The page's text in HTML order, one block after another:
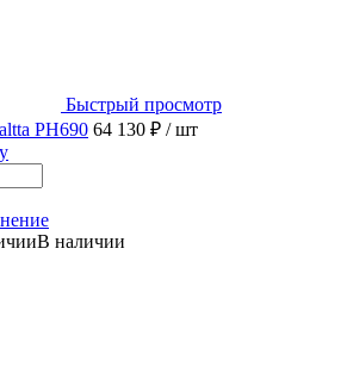
Быстрый просмотр
PH690 64 130 ₽ / шт
В наличии